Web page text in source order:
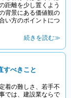
距離を少し置くよう
背景にある価値観の
い方のポイントにつ
続きを読む≫
すべきこと
着の難しさ、若手不
では、建設業ならで